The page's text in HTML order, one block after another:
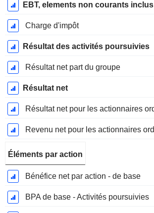
EBT, elements non courants inclus
Charge d'impôt
Résultat des activités poursuivies
Résultat net part du groupe
Résultat net
Éléments par action
Bénéfice net par action - de base
BPA de base - Activités poursuivies